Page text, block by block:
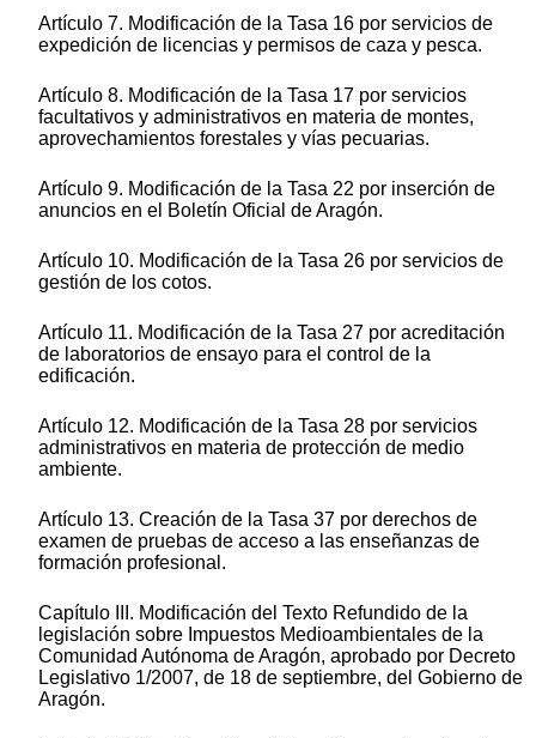
Artículo 7. Modificación de la Tasa 16 por servicios de
expedición de licencias y permisos de caza y pesca.
Artículo 8. Modificación de la Tasa 17 por servicios
facultativos y administrativos en materia de montes,
aprovechamientos forestales y vías pecuarias.
Artículo 9. Modificación de la Tasa 22 por inserción de
anuncios en el Boletín Oficial de Aragón.
Artículo 10. Modificación de la Tasa 26 por servicios de
gestión de los cotos.
Artículo 11. Modificación de la Tasa 27 por acreditación
de laboratorios de ensayo para el control de la
edificación.
Artículo 12. Modificación de la Tasa 28 por servicios
administrativos en materia de protección de medio
ambiente.
Artículo 13. Creación de la Tasa 37 por derechos de
examen de pruebas de acceso a las enseñanzas de
formación profesional.
Capítulo III. Modificación del Texto Refundido de la
legislación sobre Impuestos Medioambientales de la
Comunidad Autónoma de Aragón, aprobado por Decreto
Legislativo 1/2007, de 18 de septiembre, del Gobierno de
Aragón.